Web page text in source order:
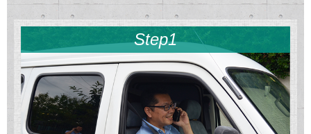
Step1